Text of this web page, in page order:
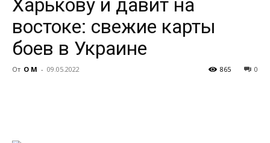
востоке: свежие карты
боев в Украине
От О М - 09.05.2022 0
865